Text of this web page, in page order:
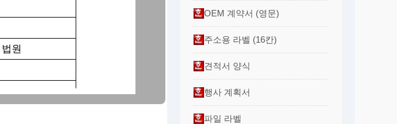
법원
OEM 계약서 (영문)
주소용 라벨 (16칸)
견적서 양식
행사 계획서
파일 라벨